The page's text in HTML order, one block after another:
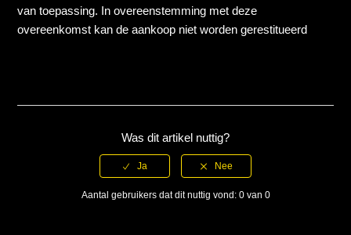
van toepassing. In overeenstemming met deze
overeenkomst kan de aankoop niet worden gerestitueerd
Was dit artikel nuttig?
Aantal gebruikers dat dit nuttig vond: 0 van 0